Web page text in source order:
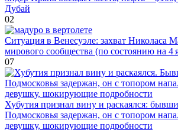
Дубай
02
Ситуация в Венесуэле: захват Николаса
мирового сообщества (по состоянию на 4
07
Хубутия признал вину и раскаялся:
Подмосковья задержан, он с топором
девушку, шокирующие подробности